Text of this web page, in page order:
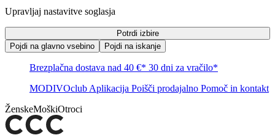
Upravljaj nastavitve soglasja
Potrdi izbire
Pojdi na glavno vsebino
Pojdi na iskanje
Brezplačna dostava nad 40 €* 30 dni za vračilo*
MODIVOclub Aplikacija Poišči prodajalno Pomoč in kontakt
ŽenskeMoškiOtroci